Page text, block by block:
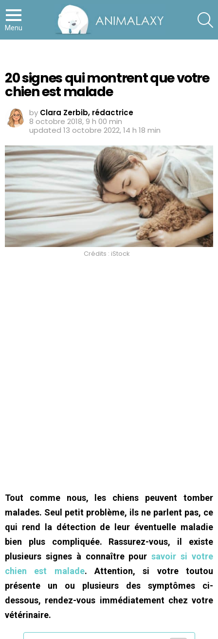
Menu
20 signes qui montrent que votre
chien est malade
by Clara Zerbib, rédactrice
8 octobre 2018, 9 h 00 min
updated 13 octobre 2022, 14 h 18 min
Crédits : iStock
Tout comme nous, les chiens peuvent tomber
malades. Seul petit problème, ils ne parlent pas, ce
qui rend la détection de leur éventuelle maladie
bien plus compliquée. Rassurez-vous, il existe
plusieurs signes à connaître poursavoir si votre
chien est malade. Attention, si votre toutou
présente un ou plusieurs des symptômes ci-
dessous, rendez-vous immédiatement chez votre
vétérinaire.